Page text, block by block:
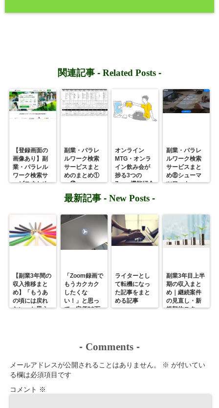
関連記事 - Related Posts -
【登録画面の
画像あり】副
業・パラレル
ワーク検索サ
ービスまとめ
副業・パラレ
ルワーク検索
サービスまと
めのまとめ①
～⑩
オンライン
MTG・オンラ
イン飲み会が
捗る3つの
Zoom機能紹介
ホワイトボー
アウトルー
ム）
副業・パラレ
ルワーク検索
サービスまと
め⑧シューマ
ツワーカー
最新記事 - New Posts -
【副業3年間の
収入推移まと
め】「もうあ
の頃には戻れ
ない」と思う
「Zoom録画で
もうカクカク
したくな
い！」と思っ
て、定価30万
ライターとし
て転機になっ
た記事をまと
める記事
副業3年目上半
期の収入まと
め｜継続案件
の見直し・新
規契約スター
- Comments -
メールアドレスが公開されることはありません。 ※ が付いてい
る欄は必須項目です
コメント ※